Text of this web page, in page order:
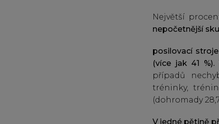
Největší
nepočetnější
posilovací
(více jak 41 %).
případů
tréninky,
(dohromady
V jedné pětině